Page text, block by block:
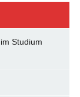
Studium